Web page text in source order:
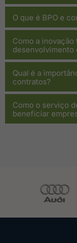
O que é BPO e
Como a
desenvolvimento
Qual é a
contratos?
Como o serviço
beneficiar